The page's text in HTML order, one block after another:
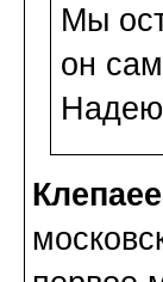
Мы
он
Клепаee